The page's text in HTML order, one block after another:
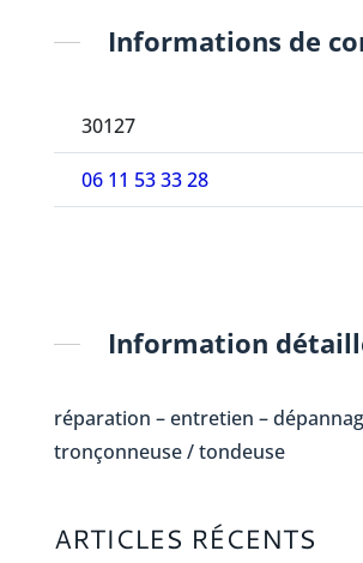
Informations de
30127
06 11 53 33 28
Information
réparation – entretien –
tronçonneuse / tondeuse
ARTICLES RÉCENTS